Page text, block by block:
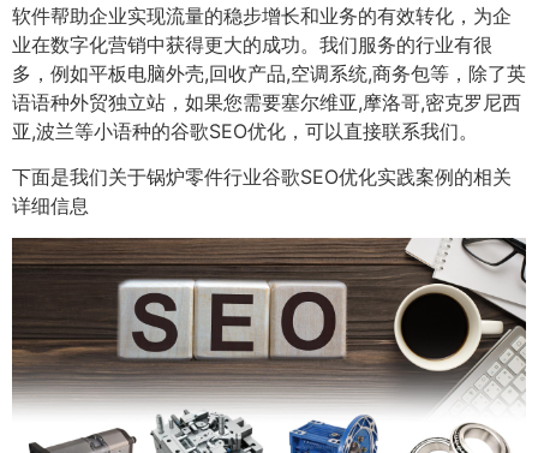
软件帮助企业实现流量的稳步增长和业务的有效转化，为企
业在数字化营销中获得更大的成功。我们服务的行业有很
多，例如平板电脑外壳,回收产品,空调系统,商务包等，除了英
语语种外贸独立站，如果您需要塞尔维亚,摩洛哥,密克罗尼西
亚,波兰等小语种的谷歌SEO优化，可以直接联系我们。
下面是我们关于锅炉零件行业谷歌SEO优化实践案例的相关
详细信息